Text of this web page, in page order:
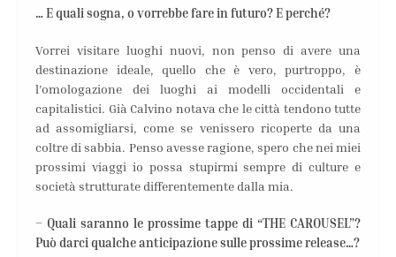
… E quali sogna, o vorrebbe fare in futuro? E perché?
Vorrei visitare luoghi nuovi, non penso di avere una
destinazione ideale, quello che è vero, purtroppo, è
l’omologazione dei luoghi ai modelli occidentali e
capitalistici. Già Calvino notava che le città tendono tutte
ad assomigliarsi, come se venissero ricoperte da una
coltre di sabbia. Penso avesse ragione, spero che nei miei
prossimi viaggi io possa stupirmi sempre di culture e
società strutturate differentemente dalla mia.
– Quali saranno le prossime tappe di “THE CAROUSEL”?
Può darci qualche anticipazione sulle prossime release…?